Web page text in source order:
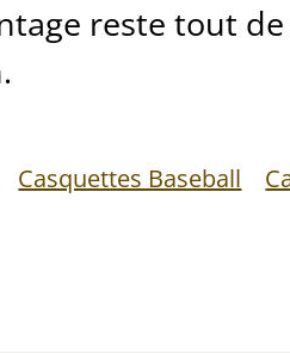
reste tout
Casquettes Baseball